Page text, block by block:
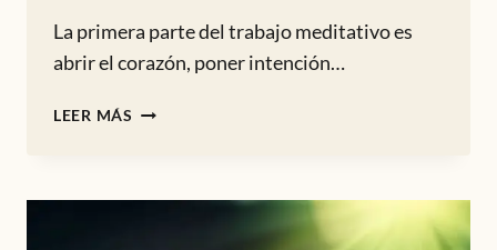
La primera parte del trabajo meditativo es
abrir el corazón, poner intención…
LEER MÁS EL